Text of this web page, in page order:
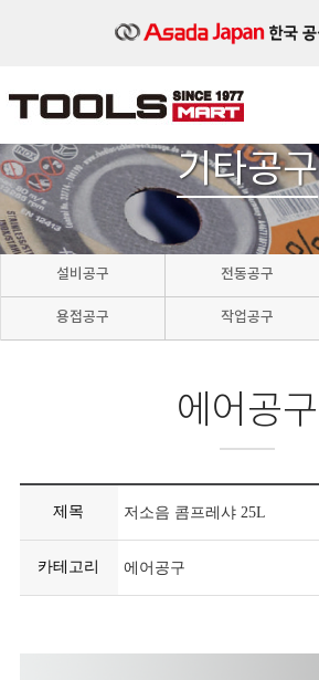
기타공구
설비공구 전동공구
용접공구 작업공구
에어공구
제목 저소음 콤프레샤 25L
카테고리 에어공구